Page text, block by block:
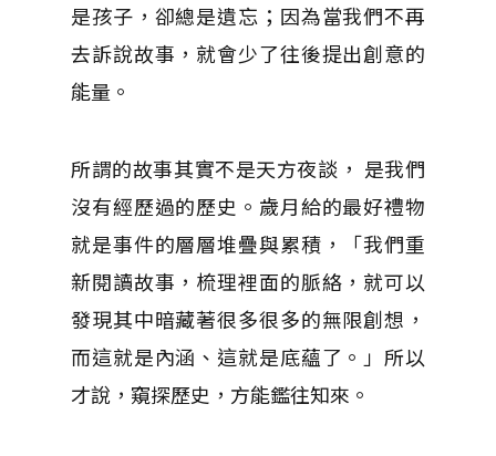
是孩子，卻總是遺忘；因為當我們不再
去訴說故事，就會少了往後提出創意的
能量。
所謂的故事其實不是天方夜談， 是我們
沒有經歷過的歷史。歲月給的最好禮物
就是事件的層層堆疊與累積，「我們重
新閱讀故事，梳理裡面的脈絡，就可以
發現其中暗藏著很多很多的無限創想，
而這就是內涵、這就是底蘊了。」所以
才說，窺探歷史，方能鑑往知來。